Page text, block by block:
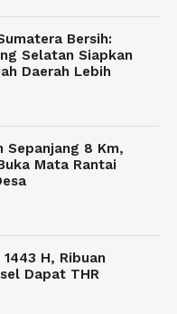
Bersih:
Selatan Siapkan
Daerah Lebih
Sepanjang 8 Km,
Mata Rantai
H, Ribuan
Dapat THR